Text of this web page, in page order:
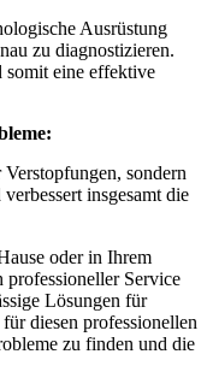
Ausrüstung
zu diagnostizieren.
somit eine effektive
sondern
insgesamt die
oder in Ihrem
Service
Lösungen für
diesen professionellen
zu finden und die